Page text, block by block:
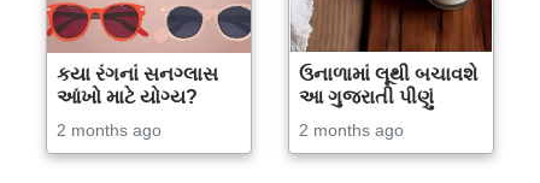
કયા રંગનાં સનગ્લાસ
આંખો માટે યોગ્ય?
2 months ago
ઉનાળામાં લૂથી બચાવશે
આ ગુજરાતી પીણું
2 months ago